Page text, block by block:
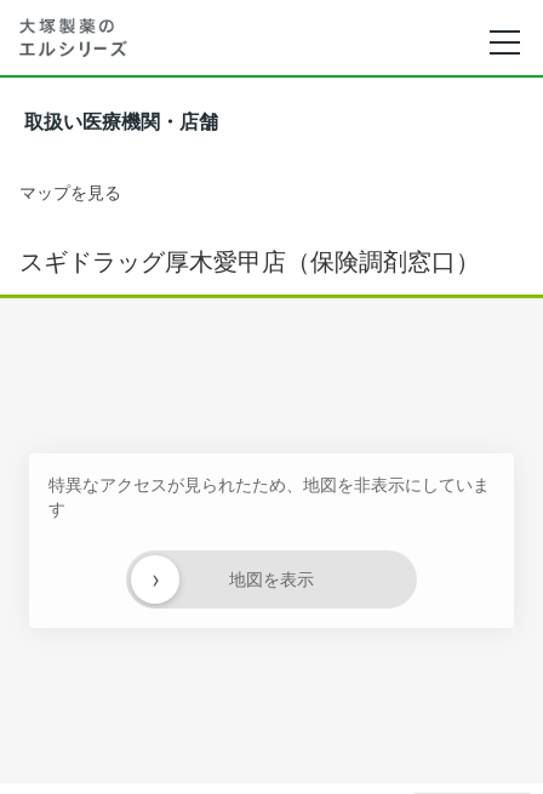
取扱い医療機関・店舗
マップを見る
スギドラッグ厚木愛甲店（保険調剤窓口）
特異なアクセスが見られたため、地図を非表示にしていま
す
地図を表示
›